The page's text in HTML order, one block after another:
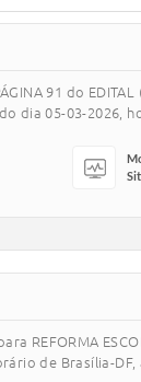
91 do EDITAL
05-03-2026,
de Brasília-DF,